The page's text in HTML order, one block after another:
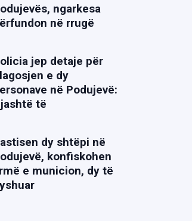
ngarkesa
në rrugë
jep detaje për
e dy
në Podujevë:
të
dy shtëpi në
konfiskohen
e municion, dy të